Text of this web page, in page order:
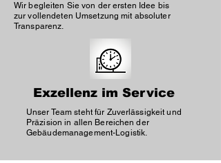
Wir begleiten Sie von der ersten Idee bis
zur vollendeten Umsetzung mit absoluter
Transparenz.
Exzellenz im Service
Unser Team steht für Zuverlässigkeit und
Präzision in allen Bereichen der
Gebäudemanagement-Logistik.